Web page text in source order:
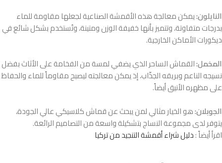
النايلون:يمكن معالجة هذه الأقمشة الصناعية لجعلها مقاومة للماء
بدرجات متفاوتة، وتتميز بأنها خفيفة الوزن ومتينة، وتُستخدم بشكل شائع في
ديكورات الأماكن الخارجية.
المخمل:القماش الساحر الذي يضفي لمسة من الفخامة على الأثاث بفضل
نسيجه الناعم وبريقه الجذّاب، إذ يمكن معالجته ليصبح مقاوماً للماء والحفاظ
على مظهره الأنيق أيضاً.
الجوبلان:هو الخيار مثالي لمن يبحث عن قماش كلاسيكي عالي الجودة،
يتوفر لدى مجموعة النساج بتشكيلة واسعة من التصاميم الرائعة.
اقرأ أيضاً :دليل شراء أقمشة التنجيد من تركيا